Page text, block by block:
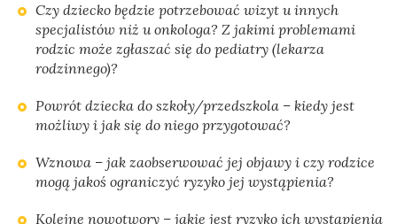
Czy dziecko będzie potrzebować wizyt u innych
specjalistów niż u onkologa? Z jakimi problemami
rodzic może zgłaszać się do pediatry (lekarza
rodzinnego)?
Powrót dziecka do szkoły/przedszkola – kiedy jest
możliwy i jak się do niego przygotować?
Wznowa – jak zaobserwować jej objawy i czy rodzice
mogą jakoś ograniczyć ryzyko jej wystąpienia?
Kolejne nowotwory – jakie jest ryzyko ich wystąpienia